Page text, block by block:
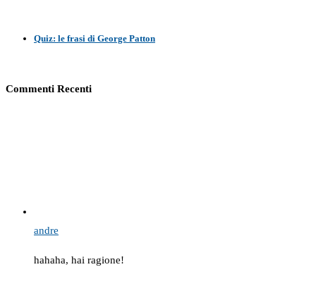
Quiz: le frasi di George Patton
Commenti Recenti
andre
hahaha, hai ragione!